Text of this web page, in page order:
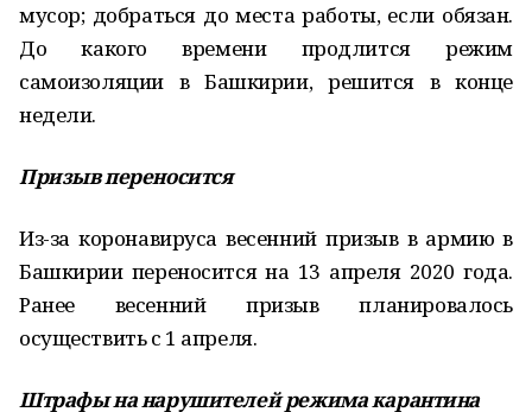
мусор; добраться до места работы, если обязан.
До какого времени продлится режим
самоизоляции в Башкирии, решится в конце
недели.
Призыв переносится
Из­-за коронавируса весенний призыв в армию в
Башкирии переносится на 13 апреля 2020 года.
Ранее весенний призыв планировалось
осуществить с 1 апреля.
Штрафы на нарушителей режима карантина